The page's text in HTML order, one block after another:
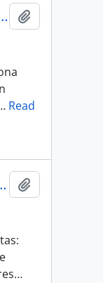
DEL PLENO N 006 ASAMBLEA NACIONAL 2025-2027
Read
006 ASAMBLEA NACIONAL 2025-2027
…